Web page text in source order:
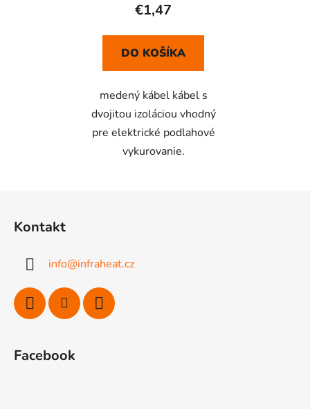
€1,47
DO KOŠÍKA
medený kábel kábel s
dvojitou izoláciou vhodný
pre elektrické podlahové
vykurovanie.
Kontakt
info@infraheat.cz
Facebook